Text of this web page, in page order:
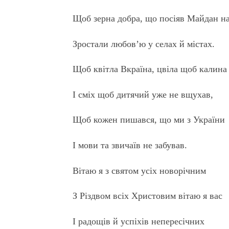
Щоб зерна добра, що посіяв Майдан
Зростали любов’ю у селах й містах.
Щоб квітла Вкраїна, цвіла щоб калина
І сміх щоб дитячий уже не вщухав,
Щоб кожен пишався, що ми з України
І мови та звичаїв не забував.
Вітаю я з святом усіх новорічним
З Різдвом всіх Христовим вітаю я вас
І радощів й успіхів непересічних